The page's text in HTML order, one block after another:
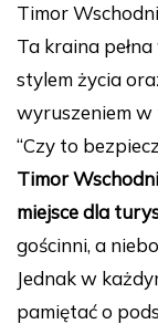
c
e
b
o
o
k
Timor
Ta kraina
stylem życia
wyruszeniem w
“Czy to
Timor
miejsce dla
gościnni, a
Jednak w
pamiętać o